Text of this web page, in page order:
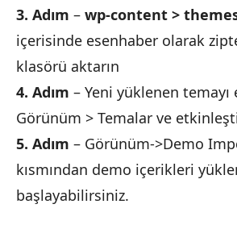
3. Adım – wp-content >
içerisinde esenhaber olarak
klasörü aktarın
4. Adım – Yeni yüklenen
Görünüm > Temalar ve
5. Adım – Görünüm->Demo
kısmından demo içerikleri
başlayabilirsiniz.